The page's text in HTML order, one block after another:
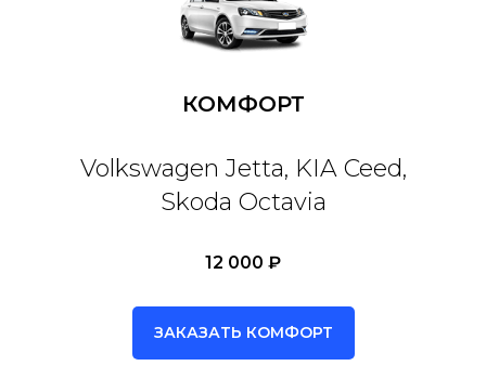
КОМФОРТ
Volkswagen Jetta, KIA Ceed,
Skoda Octavia
12 000 ₽
ЗАКАЗАТЬ КОМФОРТ